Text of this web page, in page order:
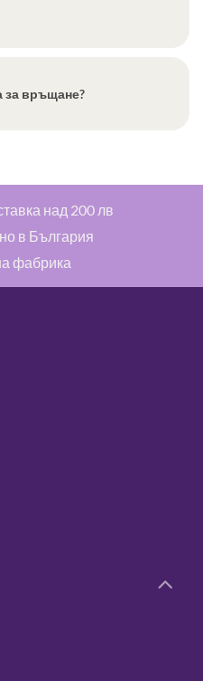
за връщане?
над 200 лв
в България
фабрика